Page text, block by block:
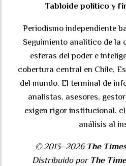
Tabloide político y
Periodismo independiente
Seguimiento analítico de
esferas del poder e
cobertura central en Chile,
del mundo. El terminal de
analistas, asesores,
exigen rigor institucional,
análisis al
© 2013–2026 The
Distribuido por The